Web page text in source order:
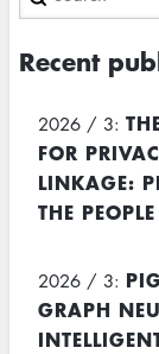
Recent
2026 / 3:
FOR
LINKAGE:
THE PEOPLE
2026 / 3:
GRAPH